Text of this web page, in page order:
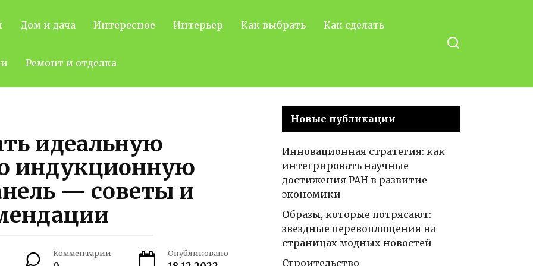
Дом и дача Интересное Интерьер Как выбрать Как сделать
Ремонт и отделка
идеальную
индукционную
— советы и
Комментарии Опубликовано
Новые публикации
Инновационная стратегия: как
интегрировать научные
достижения РАН в развитие
экономики
Образы, которые потрясают:
звездные перевоплощения на
страницах модных новостей
Строительство